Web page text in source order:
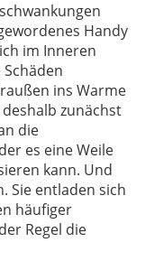
Handy
im Inneren
ins Warme
zunächst
die
es eine Weile
kann. Und
Sie entladen sich
häufiger
Regel die